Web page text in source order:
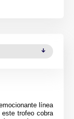
línea
trofeo cobra